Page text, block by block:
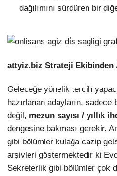
dağılımını sürdüren bir
attyiz.biz Strateji Ekibinden
Geleceğe yönelik tercih
hazırlanan adayların, sadece
değil, mezun sayısı / yıllık
dengesine bakması gerekir.
gibi bölümler kulağa cazip
arşivleri göstermektedir ki
Sekreterlik gibi bölümler çok